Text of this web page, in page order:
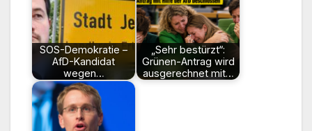
SOS-Demokratie –
AfD-Kandidat
wegen…
„Sehr bestürzt“:
Grünen-Antrag wird
ausgerechnet mit…